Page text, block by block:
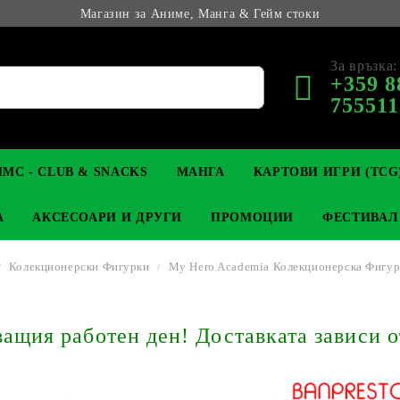
Магазин за Аниме, Манга & Гейм стоки
За връзка:
+359
КОЛЕКЦИОНЕРСКИ
YU-GI-OH! TCG
- CLUB & SNACKS МАНГА
LIGHT NOVEL
КАРТОВИ ИГРИ
MAGIC: THE GATHERING
АНИМЕ ФИГУРКИ
АКСЕСОАРИ И ДРУГИ
КЛЮЧОДЪРЖАТЕЛИ
ПРОМОЦИИ
Колекционерски Фигурки My Hero Academia Колекционерска
работен ден! Доставката зависи